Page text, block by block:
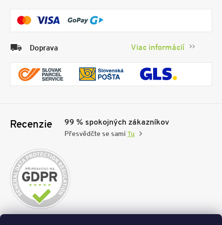
Doprava Viac informácií
Recenzie 99 % spokojných zákazníkov
Přesvědčte se sami Tu